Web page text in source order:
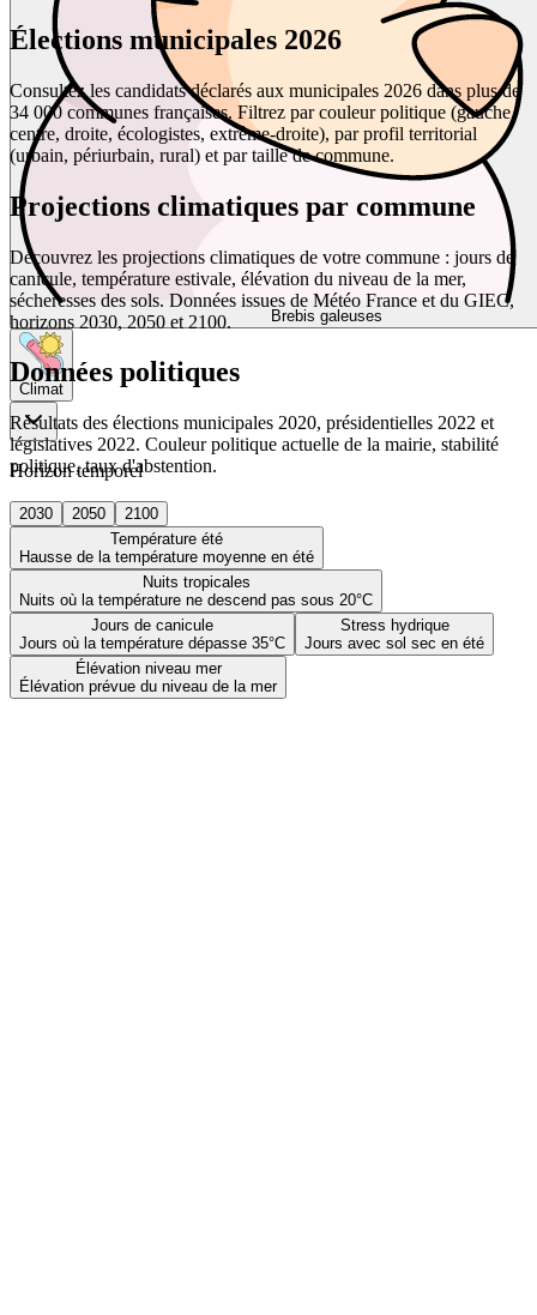
Brebis galeuses
Climat
Horizon temporel
2030 2050
2100
Température été
Hausse de la température moyenne en été
Nuits tropicales
Nuits où la température ne descend pas sous 20°C
Jours de canicule
Jours où la température dépasse 35°C
Stress hydrique
Jours avec sol sec en été
Élévation niveau mer
Élévation prévue du niveau de la mer
Élections municipales 2026
Consultez les candidats déclarés aux municipales 2026 dans plus de
34 000 communes françaises. Filtrez par couleur politique (gauche,
centre, droite, écologistes, extrême-droite), par profil territorial
(urbain, périurbain, rural) et par taille de commune.
Projections climatiques par commune
Découvrez les projections climatiques de votre commune : jours de
canicule, température estivale, élévation du niveau de la mer,
sécheresses des sols. Données issues de Météo France et du GIEC,
horizons 2030, 2050 et 2100.
Données politiques
Résultats des élections municipales 2020, présidentielles 2022 et
législatives 2022. Couleur politique actuelle de la mairie, stabilité
politique, taux d'abstention.